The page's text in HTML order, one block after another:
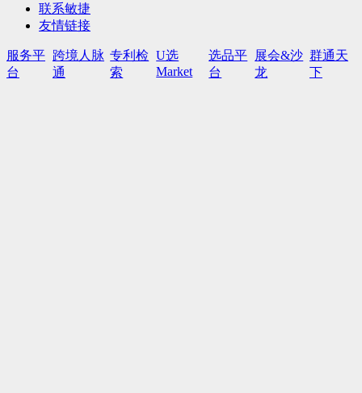
联系敏捷
友情链接
服务平
台
跨境人脉
通
专利检
索
U选
Market
选品平
台
展会&沙
龙
群通天
下